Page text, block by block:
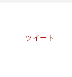
ツイート